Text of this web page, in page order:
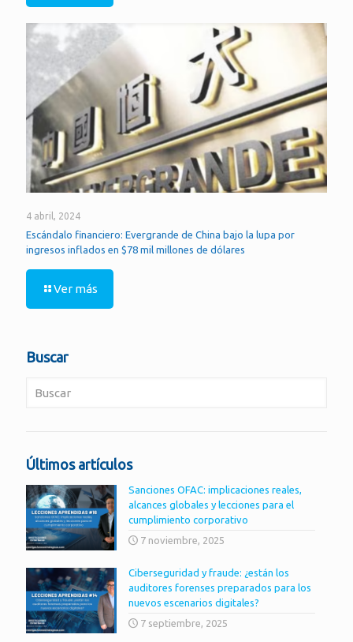
4 abril, 2024
Escándalo financiero: Evergrande de China bajo la lupa por
ingresos inflados en $78 mil millones de dólares
Ver más
Buscar
Últimos artículos
Sanciones OFAC: implicaciones reales,
alcances globales y lecciones para el
cumplimiento corporativo
7 noviembre, 2025
Ciberseguridad y fraude: ¿están los
auditores forenses preparados para los
nuevos escenarios digitales?
7 septiembre, 2025